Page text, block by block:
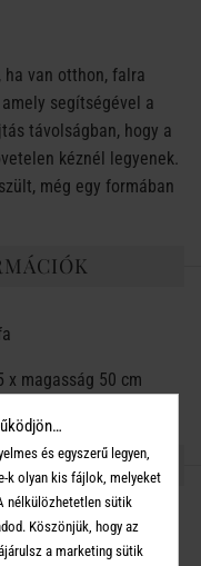
ha van otthon, falra
amely segítségével a
távolságban, hogy a
kéznél legyenek.
még egy formában
x magasság 50 cm
és egyszerű legyen,
k olyan kis fájlok, melyeket
nélkülözhetetlen sütik
Köszönjük, hogy az
a marketing sütik